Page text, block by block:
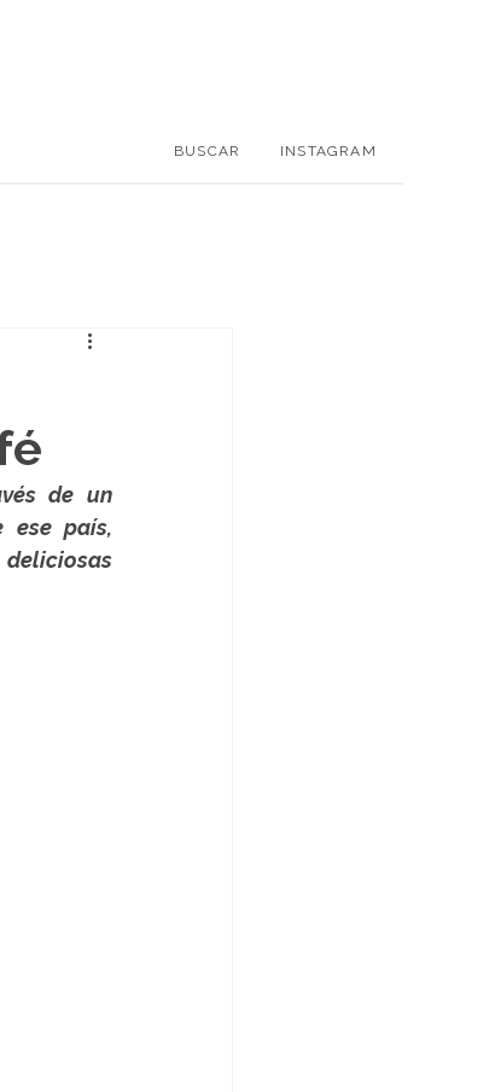
BUSCAR INSTAGRAM
de un
ese país,